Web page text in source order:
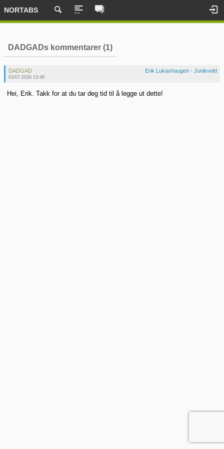
NORTABS
DADGADs kommentarer (1)
DADGAD
01/07-2026 13:48
Erik Lukashaugen - Junikveld
Hei, Erik. Takk for at du tar deg tid til å legge ut dette!